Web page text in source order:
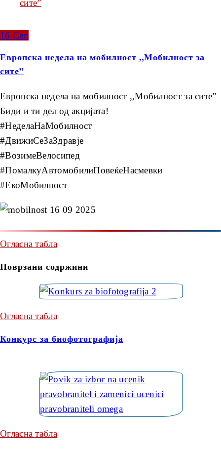
сите”
16 Сеп
Европска недела на мобилност ,,Мобилност за
сите”
Европска недела на мобилност ,,Мобилност за сите”
Биди и ти дел од акцијата!
#НеделаНаМобилност
#ДвижиСеЗаЗдравје
#ВозимеВелосипед
#ПомалкуАвтомобилиПовеќеНасмевки
#ЕкоМобилност
Огласна табла
Поврзани содржини
Огласна табла
Конкурс за биофотографија
Огласна табла